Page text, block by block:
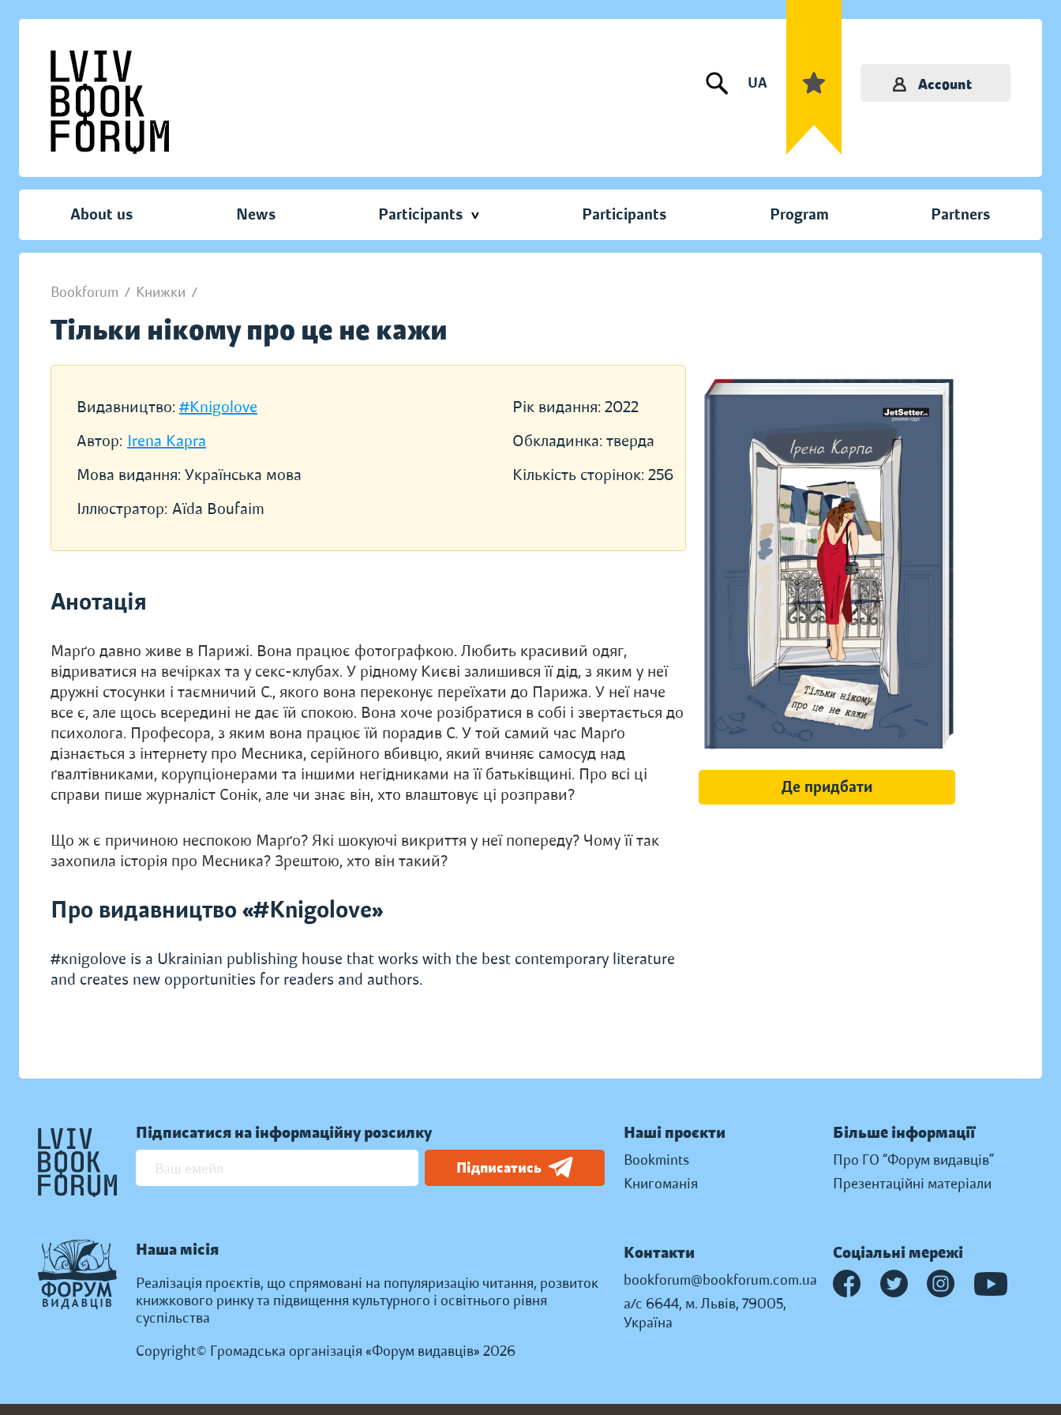
UA Account
About us News Participants Participants Program Partners
Bookforum / Книжки /
Тільки нікому про це не кажи
Видавництво: #Knigolove
Автор: Irena Kapra
Мова видання: Українська мова
Іллюстратор: Аїda Вoufaim
Рік видання: 2022
Обкладинка: тверда
Кількість сторінок: 256
Анотація
Марґо давно живе в Парижі. Вона працює фотографкою. Любить красивий одяг,
відриватися на вечірках та у секс-клубах. У рідному Києві залишився її дід, з яким у неї
дружні стосунки і таємничий С., якого вона переконує переїхати до Парижа. У неї наче
все є, але щось всередині не дає їй спокою. Вона хоче розібратися в собі і звертається до
психолога. Професора, з яким вона працює їй порадив С. У той самий час Марґо
дізнається з інтернету про Месника, серійного вбивцю, який вчиняє самосуд над
ґвалтівниками, корупціонерами та іншими негідниками на її батьківщині. Про всі ці
справи пише журналіст Сонік, але чи знає він, хто влаштовує ці розправи?
Що ж є причиною неспокою Марґо? Які шокуючі викриття у неї попереду? Чому її так
захопила історія про Месника? Зрештою, хто він такий?
Про видавництво «#Knigolove»
#кnigolove is a Ukrainian publishing house that works with the best contemporary literature
and creates new opportunities for readers and authors.
Де придбати
Підписатися на інформаційну розсилку
Підписатись
Наша місія
Реалізація проєктів, що спрямовані на популяризацію читання, розвиток
книжкового ринку та підвищення культурного і освітнього рівня
суспільства
Copyright© Громадська організація «Форум видавців» 2026
Наші проєкти
Bookmints
Книгоманія
Більше інформації
Про ГО “Форум видавців”
Презентаційні матеріали
Контакти
bookforum@bookforum.com.ua
а/с 6644, м. Львів, 79005,
Україна
Соціальні мережі